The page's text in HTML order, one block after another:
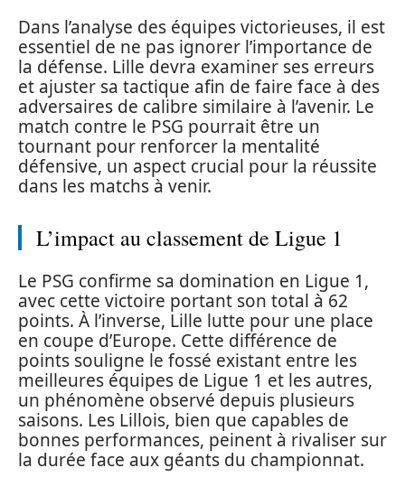
Dans l’analyse des équipes victorieuses, il est
essentiel de ne pas ignorer l’importance de
la défense. Lille devra examiner ses erreurs
et ajuster sa tactique afin de faire face à des
adversaires de calibre similaire à l’avenir. Le
match contre le PSG pourrait être un
tournant pour renforcer la mentalité
défensive, un aspect crucial pour la réussite
dans les matchs à venir.
L’impact au classement de Ligue 1
Le PSG confirme sa domination en Ligue 1,
avec cette victoire portant son total à 62
points. À l’inverse, Lille lutte pour une place
en coupe d’Europe. Cette différence de
points souligne le fossé existant entre les
meilleures équipes de Ligue 1 et les autres,
un phénomène observé depuis plusieurs
saisons. Les Lillois, bien que capables de
bonnes performances, peinent à rivaliser sur
la durée face aux géants du championnat.